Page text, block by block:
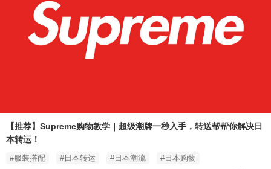
【推荐】Supreme购物教学｜超级潮牌一秒入手，转送帮帮你解决日
本转运！
#服装搭配 #日本转运 #日本潮流
#日本购物